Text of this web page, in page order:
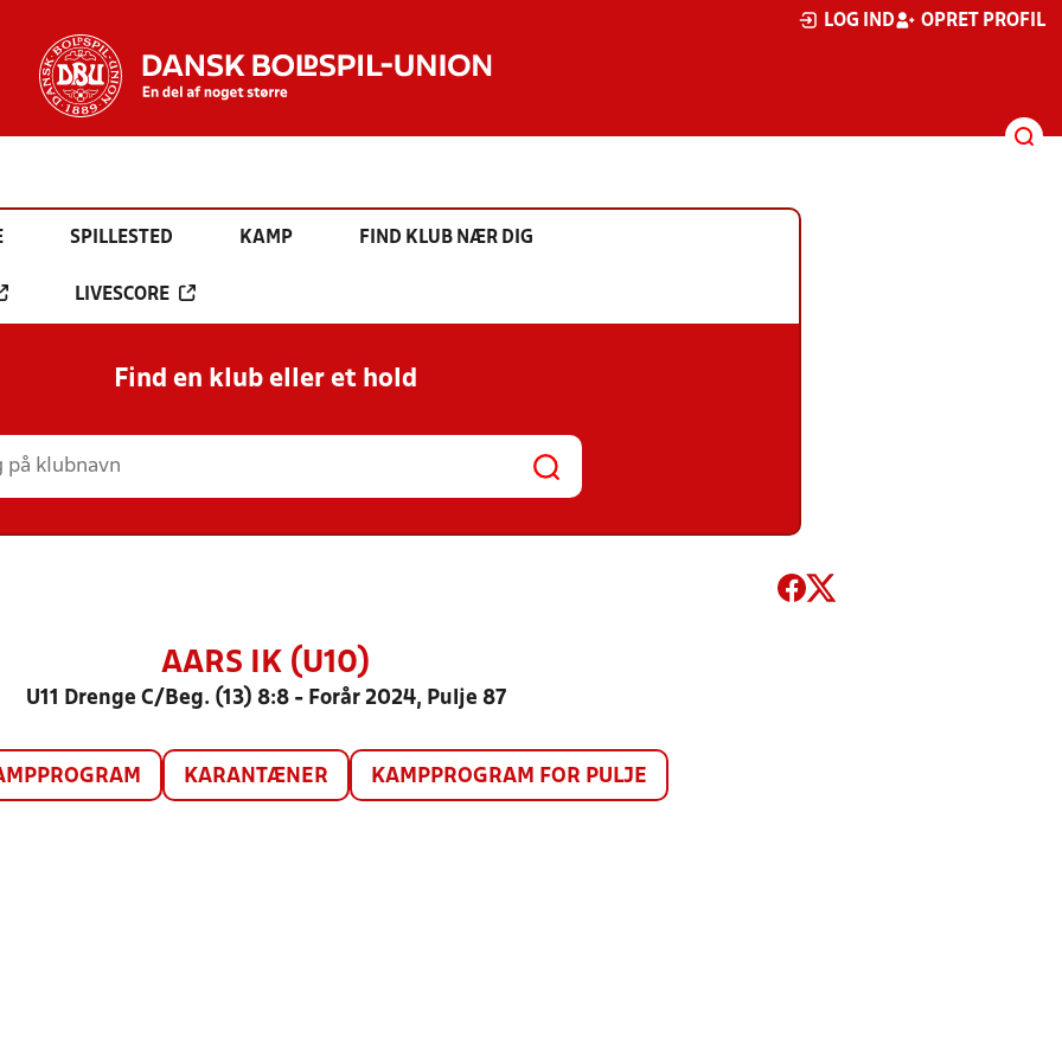
LOG IND OPRET PROFIL
SPILLESTED KAMP FIND KLUB NÆR DIG
LIVESCORE
Find en klub eller et hold
AARS IK (U10)
U11 Drenge C/Beg. (13) 8:8 - Forår 2024, Pulje 87
KARANTÆNER KAMPPROGRAM FOR PULJE